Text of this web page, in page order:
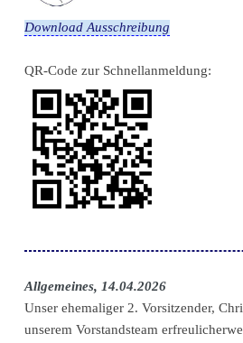
Download Ausschreibung
QR-Code zur Schnellanmeldung:
Allgemeines, 14.04.2026
Unser ehemaliger 2. Vorsitzender,
unserem Vorstandsteam